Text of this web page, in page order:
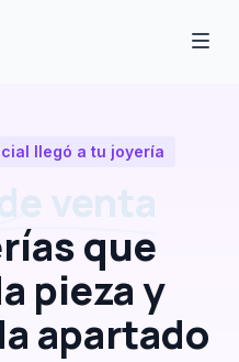
llegó a tu joyería
venta
que
pieza y
apartado